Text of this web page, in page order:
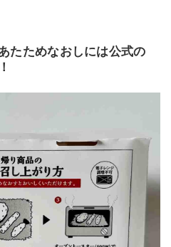
たためなおしには公式の